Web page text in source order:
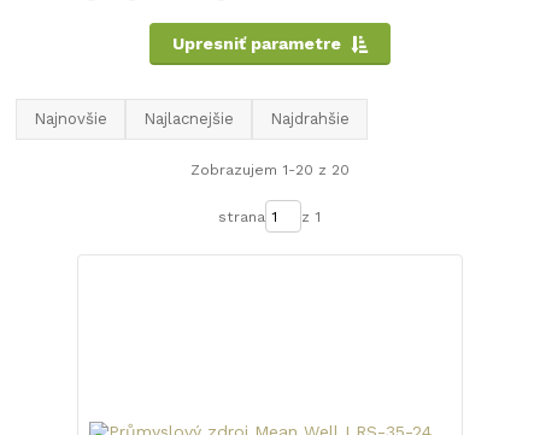
Upresniť parametre
Najnovšie Najlacnejšie Najdrahšie
Zobrazujem 1-20 z 20
strana z 1